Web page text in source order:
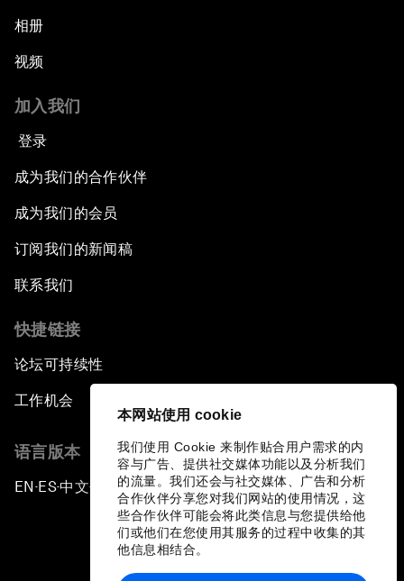
本网站使用 cookie
我们使用 Cookie 来制作贴合用户需求的内
容与广告、提供社交媒体功能以及分析我们
的流量。我们还会与社交媒体、广告和分析
合作伙伴分享您对我们网站的使用情况，这
些合作伙伴可能会将此类信息与您提供给他
们或他们在您使用其服务的过程中收集的其
他信息相结合。
相册
视频
加入我们
登录
成为我们的合作伙伴
成为我们的会员
订阅我们的新闻稿
联系我们
快捷链接
论坛可持续性
工作机会
语言版本
EN ▪ ES▪中文▪ 日本語